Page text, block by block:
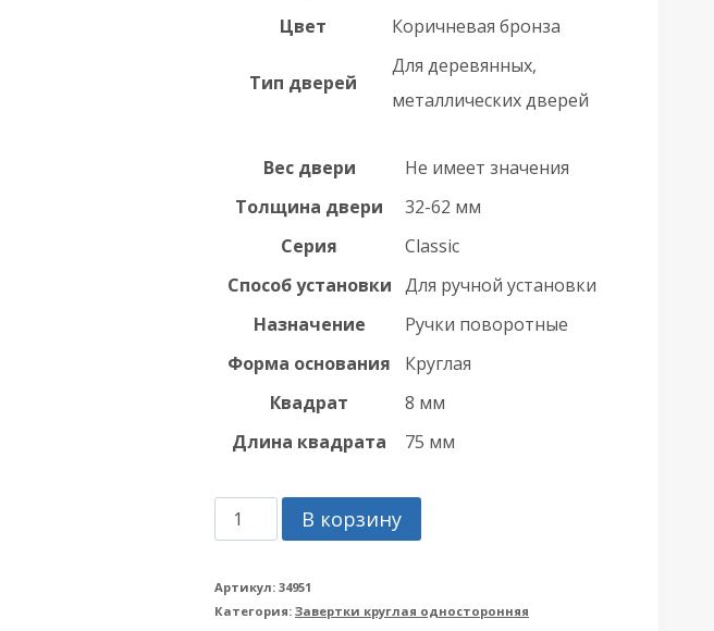
Цвет
Коричневая бронза
Тип дверей
Для деревянных,
металлических дверей
Вес двери
Не имеет значения
Толщина двери
32-62 мм
Серия
Classic
Способ установки Для ручной установки
Назначение
Ручки поворотные
Форма основания
Круглая
Квадрат
8 мм
Длина квадрата
75 мм
Количество
товара
Ручка
Armadillo
В корзину
Артикул:34951
Категория:Завертки круглая односторонняя